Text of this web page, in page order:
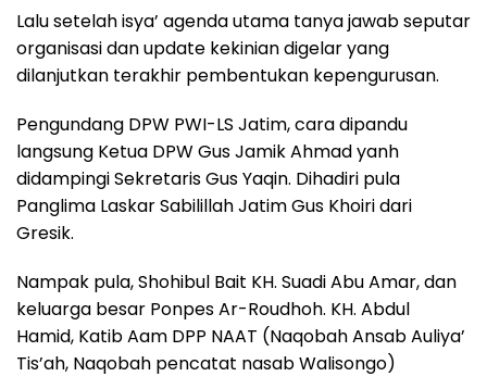
Lalu setelah isya’ agenda utama tanya jawab seputar
organisasi dan update kekinian digelar yang
dilanjutkan terakhir pembentukan kepengurusan.
Pengundang DPW PWI-LS Jatim, cara dipandu
langsung Ketua DPW Gus Jamik Ahmad yanh
didampingi Sekretaris Gus Yaqin. Dihadiri pula
Panglima Laskar Sabilillah Jatim Gus Khoiri dari
Gresik.
Nampak pula, Shohibul Bait KH. Suadi Abu Amar, dan
keluarga besar Ponpes Ar-Roudhoh. KH. Abdul
Hamid, Katib Aam DPP NAAT (Naqobah Ansab Auliya’
Tis’ah, Naqobah pencatat nasab Walisongo)